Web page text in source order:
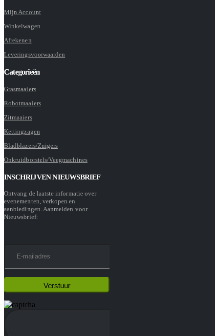
Mijn Account
Winkelwagen
Afrekenen
Leveringsvoorwaarden
Categorieën
Grasmaaiers
Robotmaaiers
Zitmaaiers
Kettingzagen
Bladblazers/Zuigers
Onkruidborstels/Veegmachines
INSCHRIJVEN NIEUWSBRIEF
Ontvang de laatste informatie over
evenementen, verkopen en
aanbiedingen. Aanmelden voor
Nieuwsbrief: